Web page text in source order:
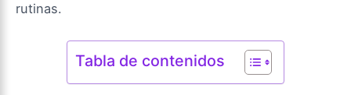
rutinas.
Tabla de contenidos